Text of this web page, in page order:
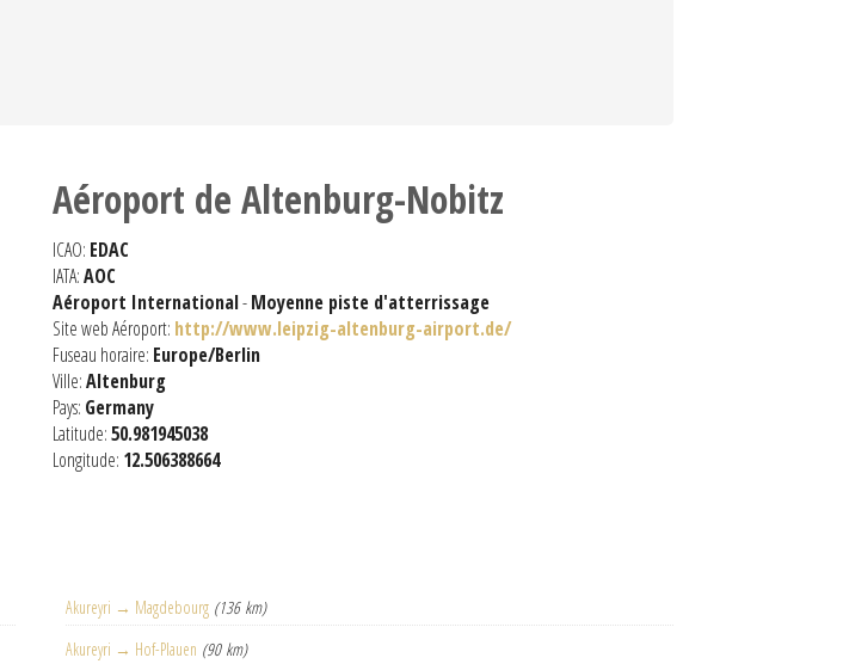
Aéroport de Altenburg-Nobitz
ICAO: EDAC
IATA:AOC
Aéroport International-Moyenne piste d'atterrissage
Site web Aéroport: http://www.leipzig-altenburg-airport.de/
Fuseau horaire: Europe/Berlin
Ville:Altenburg
Pays: Germany
Latitude:50.981945038
Longitude: 12.506388664
Akureyri → Magdebourg (136 km)
Akureyri → Hof-Plauen (90 km)